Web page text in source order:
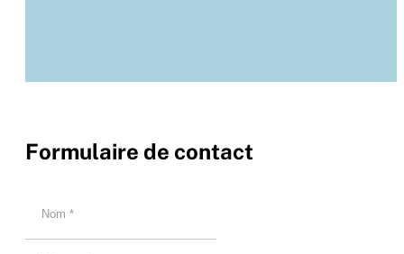
Formulaire de contact